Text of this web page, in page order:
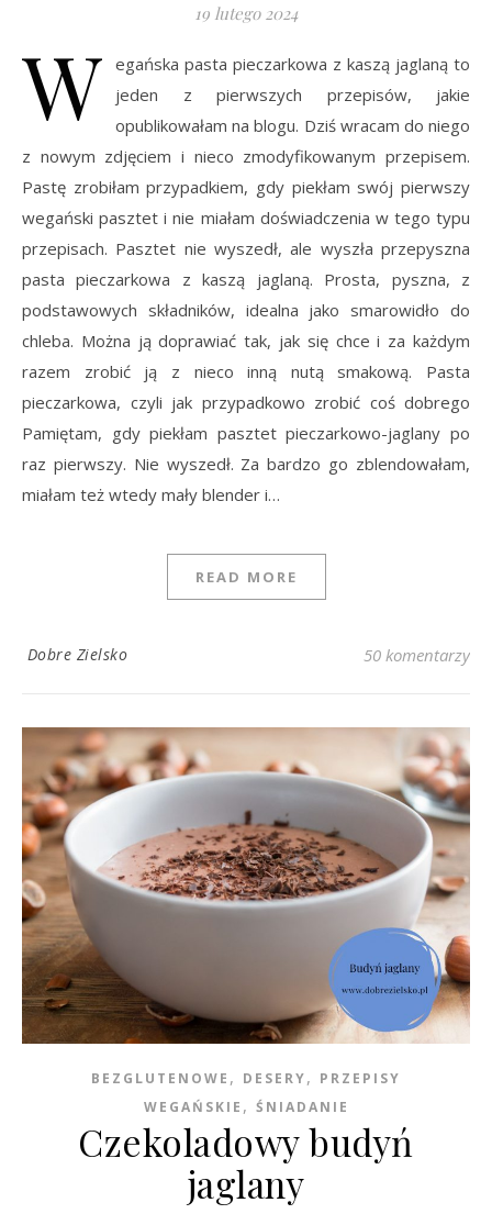
19 lutego 2024
W egańska pasta pieczarkowa z kaszą jaglaną to
jeden z pierwszych przepisów, jakie
opublikowałam na blogu. Dziś wracam do niego
z nowym zdjęciem i nieco zmodyfikowanym przepisem.
Pastę zrobiłam przypadkiem, gdy piekłam swój pierwszy
wegański pasztet i nie miałam doświadczenia w tego typu
przepisach. Pasztet nie wyszedł, ale wyszła przepyszna
pasta pieczarkowa z kaszą jaglaną. Prosta, pyszna, z
podstawowych składników, idealna jako smarowidło do
chleba. Można ją doprawiać tak, jak się chce i za każdym
razem zrobić ją z nieco inną nutą smakową. Pasta
pieczarkowa, czyli jak przypadkowo zrobić coś dobrego
Pamiętam, gdy piekłam pasztet pieczarkowo-jaglany po
raz pierwszy. Nie wyszedł. Za bardzo go zblendowałam,
miałam też wtedy mały blender i…
READ MORE
Dobre Zielsko 50 komentarzy
BEZGLUTENOWE , DESERY, PRZEPISY
WEGAŃSKIE , ŚNIADANIE
Czekoladowy budyń
jaglany